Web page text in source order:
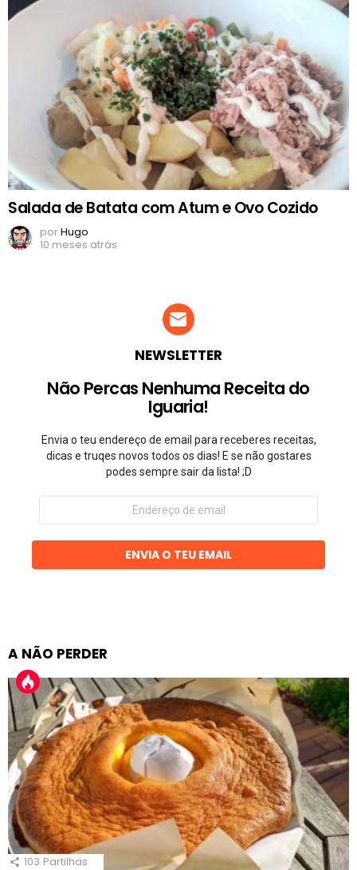
Salada de Batata com Atum e Ovo Cozido
porHugo
10 meses atrás
NEWSLETTER
Não Percas Nenhuma Receita do
Iguaria!
Envia o teu endereço de email para receberes receitas,
dicas e truqes novos todos os dias! E se não gostares
podes sempre sair da lista! ;D
Endereço
email
ENVIA O TEU EMAIL
A NÃO PERDER
103 Partilhas